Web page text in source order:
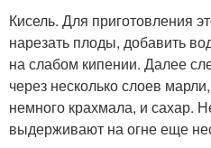
Кисель. Для приготовления
нарезать плоды, добавить
на слабом кипении. Далее
через несколько слоев
немного крахмала, и сахар.
выдерживают на огне еще